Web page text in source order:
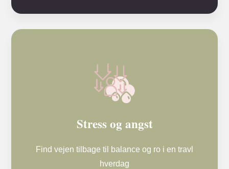
Stress og angst
Find vejen tilbage til balance og ro i en travl
hverdag